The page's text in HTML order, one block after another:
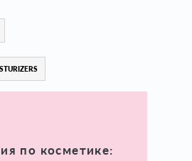
по косметике: